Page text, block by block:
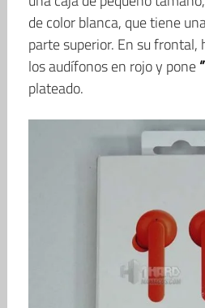
de color blanca, que tiene
parte superior. En su frontal,
los audífonos en rojo y pone
plateado.